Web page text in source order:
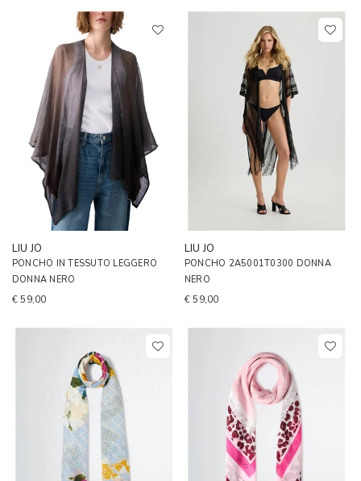
LIU JO
PONCHO IN TESSUTO LEGGERO
DONNA NERO
€ 59,00
LIU JO
PONCHO 2A5001T0300 DONNA
NERO
€ 59,00